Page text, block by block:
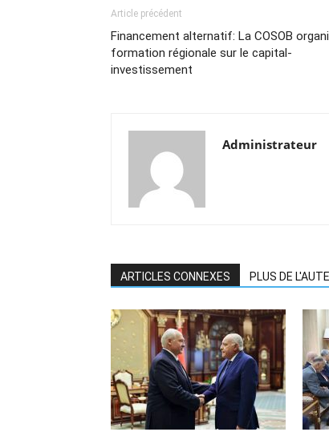
Article précédent
Financement alternatif: La COSOB
formation régionale sur le capital-
investissement
Administrateur
ARTICLES CONNEXES PLUS DE